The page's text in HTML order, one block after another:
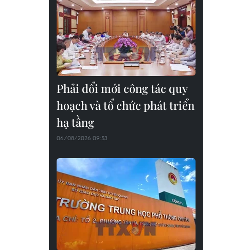
Phải đổi mới công tác quy
hoạch và tổ chức phát triển
hạ tầng
06/08/2026 09:53